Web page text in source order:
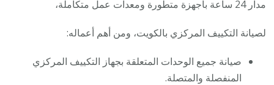
مدار 24 ساعة بأجهزة متطورة ومعدات عمل متكاملة،
لصيانة التكييف المركزي بالكويت، ومن أهم أعماله:
صيانة جميع الوحدات المتعلقة بجهاز التكييف المركزي
المنفصلة والمتصلة.